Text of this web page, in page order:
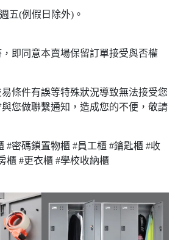
五(例假日除外)。
即同意本賣場保留訂單接受與否權
條件有誤等特殊狀況導致無法接受您
您做聯繫通知，造成您的不便，敬請
#密碼鎖置物櫃 #員工櫃 #鑰匙櫃 #收
櫃 #更衣櫃 #學校收納櫃